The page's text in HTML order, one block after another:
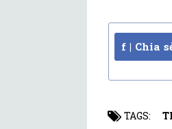
f | Chia
TAGS: